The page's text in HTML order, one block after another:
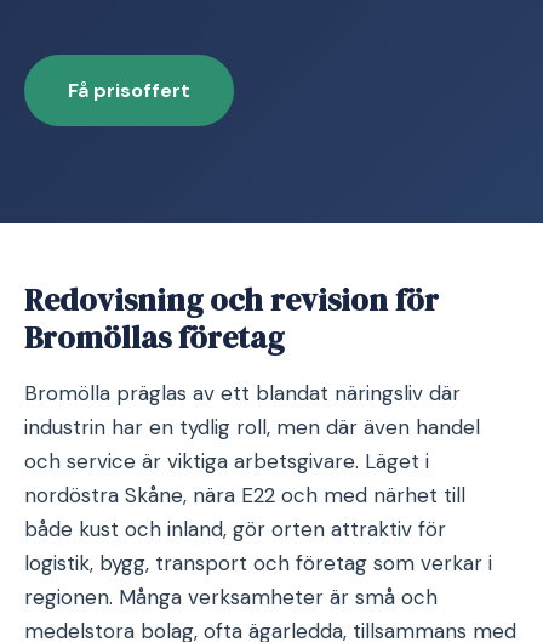
Få prisoffert
Redovisning och revision för
Bromöllas företag
Bromölla präglas av ett blandat näringsliv där
industrin har en tydlig roll, men där även handel
och service är viktiga arbetsgivare. Läget i
nordöstra Skåne, nära E22 och med närhet till
både kust och inland, gör orten attraktiv för
logistik, bygg, transport och företag som verkar i
regionen. Många verksamheter är små och
medelstora bolag, ofta ägarledda, tillsammans med